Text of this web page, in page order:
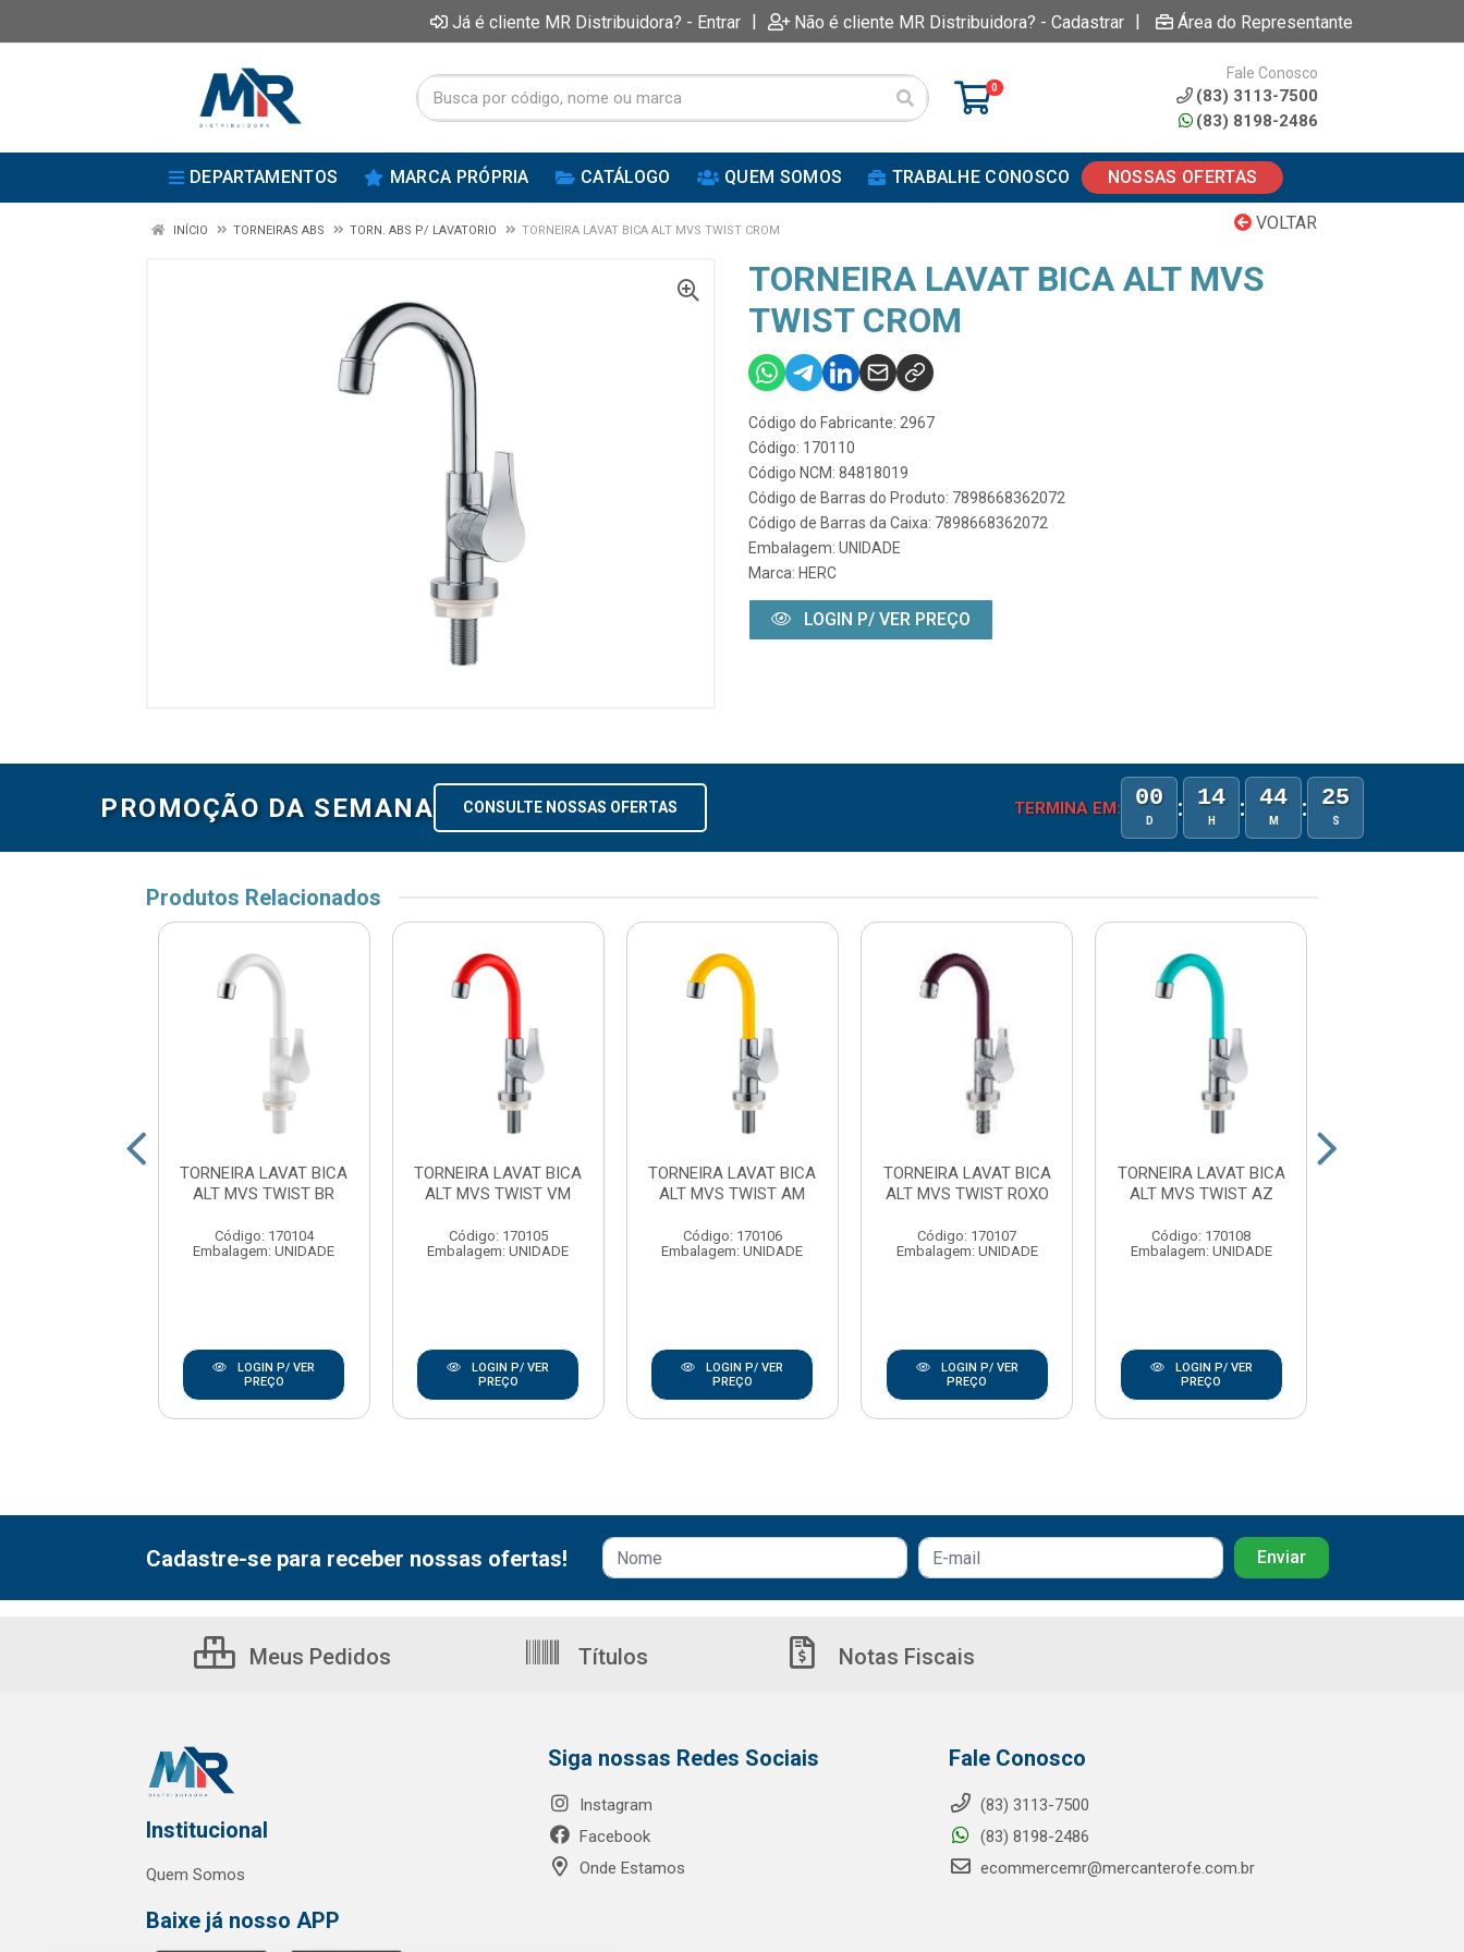
Já é cliente MR Distribuidora? - Entrar | Não é cliente MR Distribuidora? - Cadastrar | Área do Representante
0
Fale Conosco
(83) 3113-7500
(83) 8198-2486
DEPARTAMENTOS MARCA PRÓPRIA CATÁLOGO QUEM SOMOS TRABALHE CONOSCO NOSSAS OFERTAS
VOLTAR
INÍCIO TORNEIRAS ABS TORN. ABS P/ LAVATORIO TORNEIRA LAVAT BICA ALT MVS TWIST CROM
TORNEIRA LAVAT BICA ALT MVS
TWIST CROM
Código do Fabricante: 2967
Código: 170110
Código NCM: 84818019
Código de Barras do Produto: 7898668362072
Código de Barras da Caixa: 7898668362072
Embalagem: UNIDADE
Marca: HERC
LOGIN P/ VER PREÇO
PROMOÇÃO DA SEMANA CONSULTE NOSSAS OFERTAS TERMINA EM: 00
D : 14
H : 44
M : 24
S
Produtos Relacionados
TORNEIRA LAVAT BICA
ALT MVS TWIST BR
Código: 170104
Embalagem: UNIDADE
LOGIN P/ VER
PREÇO
TORNEIRA LAVAT BICA
ALT MVS TWIST VM
Código: 170105
Embalagem: UNIDADE
LOGIN P/ VER
PREÇO
TORNEIRA LAVAT BICA
ALT MVS TWIST AM
Código: 170106
Embalagem: UNIDADE
LOGIN P/ VER
PREÇO
TORNEIRA LAVAT BICA
ALT MVS TWIST ROXO
Código: 170107
Embalagem: UNIDADE
LOGIN P/ VER
PREÇO
TORNEIRA LAVAT BICA
ALT MVS TWIST AZ
Código: 170108
Embalagem: UNIDADE
LOGIN P/ VER
PREÇO
Cadastre-se para receber nossas ofertas!
Meus Pedidos Títulos Notas Fiscais
Institucional
Quem Somos
Baixe já nosso APP
Siga nossas Redes Sociais
Instagram
Facebook
Onde Estamos
Fale Conosco
(83) 3113-7500
(83) 8198-2486
ecommercemr@mercanterofe.com.br